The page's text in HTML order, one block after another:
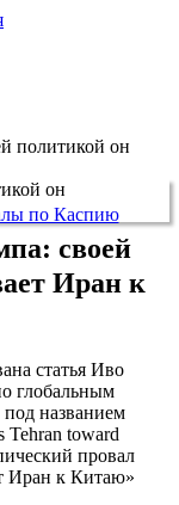
политикой он
по Каспию
своей
Иран к
статья Иво
глобальным
названием
Tehran toward
провал
Иран к Китаю»